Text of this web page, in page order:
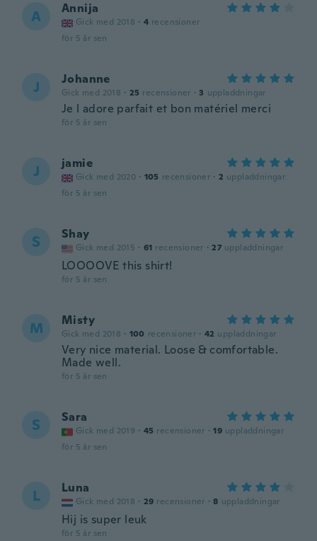
A Annija
Gick med 2018 · 4 recensioner
för 5 år sen
J Johanne
Gick med 2018 · 25 recensioner · 3 uppladdningar
Je l adore parfait et bon matériel merci
för 5 år sen
J jamie
Gick med 2020 · 105 recensioner · 2 uppladdningar
för 5 år sen
S Shay
Gick med 2015 · 61 recensioner · 27 uppladdningar
LOOOOVE this shirt!
för 5 år sen
M Misty
Gick med 2018 · 100 recensioner · 42 uppladdningar
Very nice material. Loose & comfortable.
Made well.
för 5 år sen
S Sara
Gick med 2019 · 45 recensioner · 19 uppladdningar
för 5 år sen
L Luna
Gick med 2018 · 29 recensioner · 8 uppladdningar
Hij is super leuk
för 5 år sen